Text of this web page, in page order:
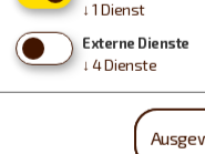
Kontaktformular »
Website »
|Datenschutz
powered by Holidu Smart
↓ 1 Dienst
Externe Dienste
↓ 4Dienste